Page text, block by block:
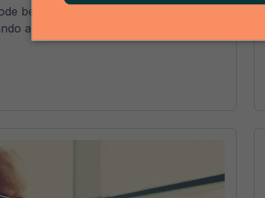
beneficiar diabéticos, ajudando no
a saúde. Descubra opções e dicas